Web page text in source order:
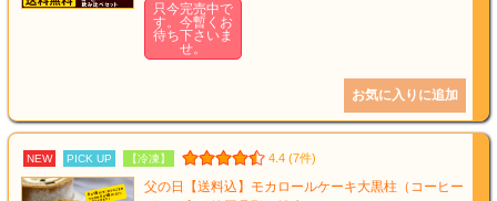
只今完売中で
す。今暫くお
待ち下さいま
せ。
NEW PICK UP 【冷凍】 4.4 (7件)
父の日【送料込】モカロールケーキ大黒柱（コーヒー